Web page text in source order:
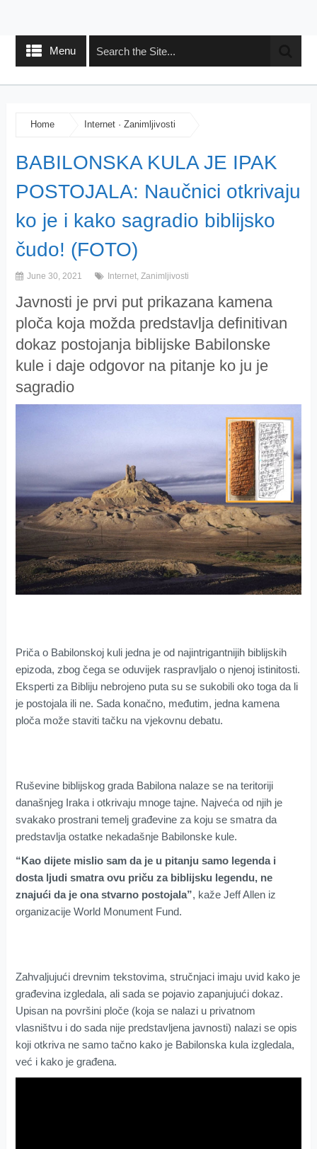
Menu
Home Internet· Zanimljivosti
BABILONSKA KULA JE IPAK
POSTOJALA: Naučnici otkrivaju
ko je i kako sagradio biblijsko
čudo! (FOTO)
June 30, 2021 Internet, Zanimljivosti
Javnosti je prvi put prikazana kamena
ploča koja možda predstavlja definitivan
dokaz postojanja biblijske Babilonske
kule i daje odgovor na pitanje ko ju je
sagradio
Priča o Babilonskoj kuli jedna je od najintrigantnijih biblijskih
epizoda, zbog čega se oduvijek raspravljalo o njenoj istinitosti.
Eksperti za Bibliju nebrojeno puta su se sukobili oko toga da li
je postojala ili ne. Sada konačno, međutim, jedna kamena
ploča može staviti tačku na vjekovnu debatu.
Ruševine biblijskog grada Babilona nalaze se na teritoriji
današnjeg Iraka i otkrivaju mnoge tajne. Najveća od njih je
svakako prostrani temelj građevine za koju se smatra da
predstavlja ostatke nekadašnje Babilonske kule.
“Kao dijete mislio sam da je u pitanju samo legenda i
dosta ljudi smatra ovu priču za biblijsku legendu, ne
znajući da je ona stvarno postojala”, kaže Jeff Allen iz
organizacije World Monument Fund.
Zahvaljujući drevnim tekstovima, stručnjaci imaju uvid kako je
građevina izgledala, ali sada se pojavio zapanjujući dokaz.
Upisan na površini ploče (koja se nalazi u privatnom
vlasništvu i do sada nije predstavljena javnosti) nalazi se opis
koji otkriva ne samo tačno kako je Babilonska kula izgledala,
već i kako je građena.